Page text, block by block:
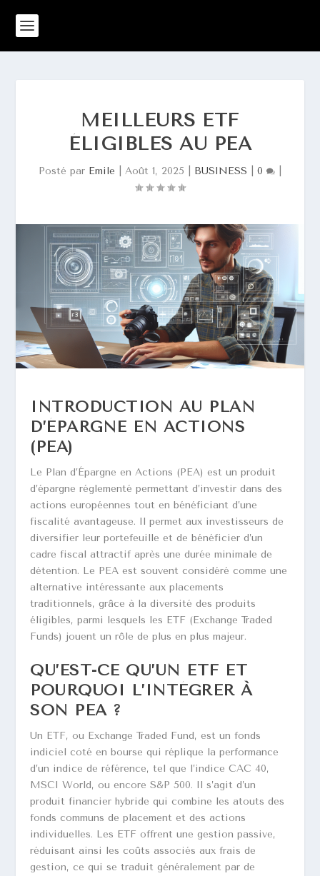
MEILLEURS ETF
ÉLIGIBLES AU PEA
Posté par Emile Août 1, 2025 BUSINESS 0
INTRODUCTION AU PLAN
D’ÉPARGNE EN ACTIONS
(PEA)
Le Plan d’Épargne en Actions (PEA) est un produit
d’épargne réglementé permettant d’investir dans des
actions européennes tout en bénéficiant d’une
fiscalité avantageuse. Il permet aux investisseurs de
diversifier leur portefeuille et de bénéficier d’un
cadre fiscal attractif après une durée minimale de
détention. Le PEA est souvent considéré comme une
alternative intéressante aux placements
traditionnels, grâce à la diversité des produits
éligibles, parmi lesquels les ETF (Exchange Traded
Funds) jouent un rôle de plus en plus majeur.
QU’EST-CE QU’UN ETF ET
POURQUOI L’INTÉGRER À
SON PEA ?
Un ETF, ou Exchange Traded Fund, est un fonds
indiciel coté en bourse qui réplique la performance
d’un indice de référence, tel que l’indice CAC 40,
MSCI World, ou encore S&P 500. Il s’agit d’un
produit financier hybride qui combine les atouts des
fonds communs de placement et des actions
individuelles. Les ETF offrent une gestion passive,
réduisant ainsi les coûts associés aux frais de
gestion, ce qui se traduit généralement par de